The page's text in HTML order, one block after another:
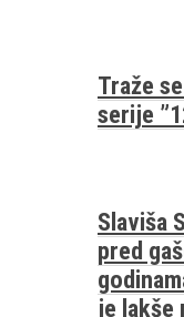
Traže
serije
Slaviša
pred
je lakše